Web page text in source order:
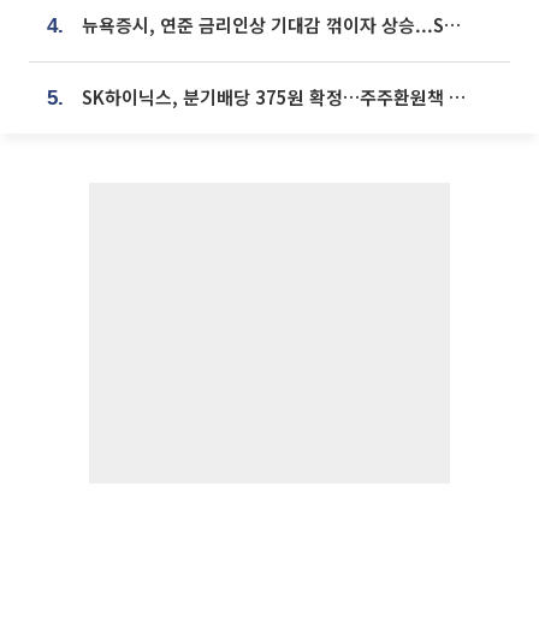
4. 뉴욕증시, 연준 금리인상 기대감 꺾이자 상승...S&P500 사상 최고치 [종합]
5. SK하이닉스, 분기배당 375원 확정…주주환원책 9월로 앞당겨 발표